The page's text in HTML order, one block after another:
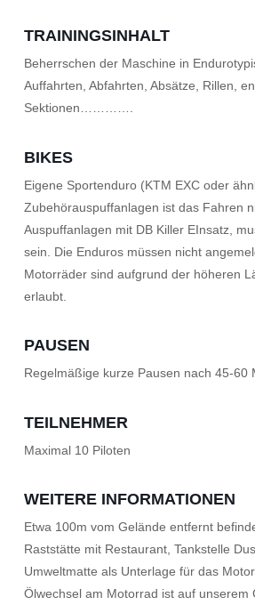
TRAININGSINHALT
Beherrschen der Maschine in
Auffahrten, Abfahrten, Absätze, Rillen,
Sektionen………….
BIKES
Eigene Sportenduro (KTM EXC oder
Zubehörauspuffanlagen ist das Fahren
Auspuffanlagen mit DB Killer EInsatz,
sein. Die Enduros müssen nicht
Motorräder sind aufgrund der höheren
erlaubt.
PAUSEN
Regelmäßige kurze Pausen nach 45-60
TEILNEHMER
Maximal 10 Piloten
WEITERE INFORMATIONEN
Etwa 100m vom Gelände entfernt
Raststätte mit Restaurant, Tankstelle
Umweltmatte als Unterlage für das
Ölwechsel am Motorrad ist auf unserem